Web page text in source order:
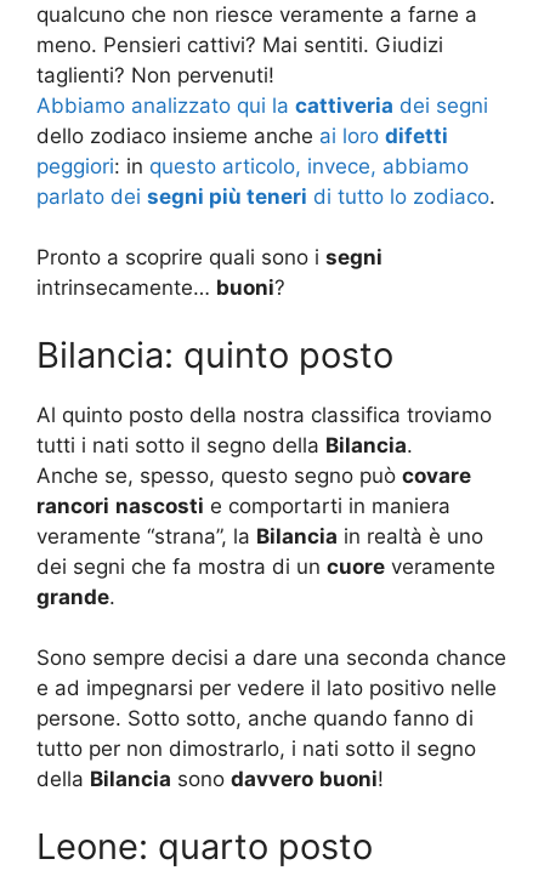
qualcuno che non riesce veramente a farne a
meno. Pensieri cattivi? Mai sentiti. Giudizi
taglienti? Non pervenuti!
Abbiamo analizzato qui la cattiveria dei segni
dello zodiaco insieme anche ai loro difetti
peggiori: in questo articolo, invece, abbiamo
parlato dei segni più teneri di tutto lo zodiaco.
Pronto a scoprire quali sono i segni
intrinsecamente… buoni?
Bilancia: quinto posto
Al quinto posto della nostra classifica troviamo
tutti i nati sotto il segno della Bilancia.
Anche se, spesso, questo segno può covare
rancori nascosti e comportarti in maniera
veramente “strana”, la Bilancia in realtà è uno
dei segni che fa mostra di un cuore veramente
grande.
Sono sempre decisi a dare una seconda chance
e ad impegnarsi per vedere il lato positivo nelle
persone. Sotto sotto, anche quando fanno di
tutto per non dimostrarlo, i nati sotto il segno
della Bilancia sono davvero buoni!
Leone: quarto posto